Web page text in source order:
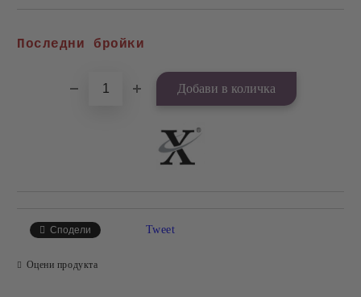
Последни бройки
Сподели Tweet
Оцени продукта